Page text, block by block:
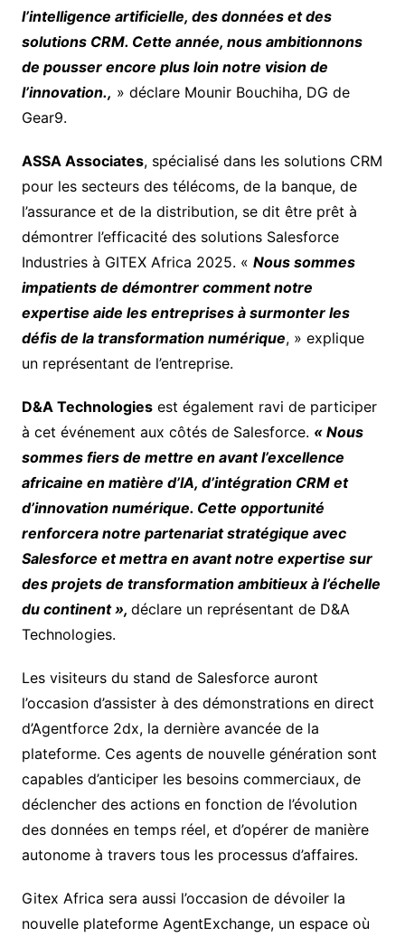
l’intelligence artificielle, des données et des
solutions CRM. Cette année, nous ambitionnons
de pousser encore plus loin notre vision de
l’innovation., » déclare Mounir Bouchiha, DG de
Gear9.
ASSA Associates, spécialisé dans les solutions CRM
pour les secteurs des télécoms, de la banque, de
l’assurance et de la distribution, se dit être prêt à
démontrer l’efficacité des solutions Salesforce
Industries à GITEX Africa 2025. « Nous sommes
impatients de démontrer comment notre
expertise aide les entreprises à surmonter les
défis de la transformation numérique, » explique
un représentant de l’entreprise.
D&A Technologiesest également ravi de participer
à cet événement aux côtés de Salesforce. « Nous
sommes fiers de mettre en avant l’excellence
africaine en matière d’IA, d’intégration CRM et
d’innovation numérique. Cette opportunité
renforcera notre partenariat stratégique avec
Salesforce et mettra en avant notre expertise sur
des projets de transformation ambitieux à l’échelle
du continent », déclare un représentant de D&A
Technologies.
Les visiteurs du stand de Salesforce auront
l’occasion d’assister à des démonstrations en direct
d’Agentforce 2dx, la dernière avancée de la
plateforme. Ces agents de nouvelle génération sont
capables d’anticiper les besoins commerciaux, de
déclencher des actions en fonction de l’évolution
des données en temps réel, et d’opérer de manière
autonome à travers tous les processus d’affaires.
Gitex Africa sera aussi l’occasion de dévoiler la
nouvelle plateforme AgentExchange, un espace où